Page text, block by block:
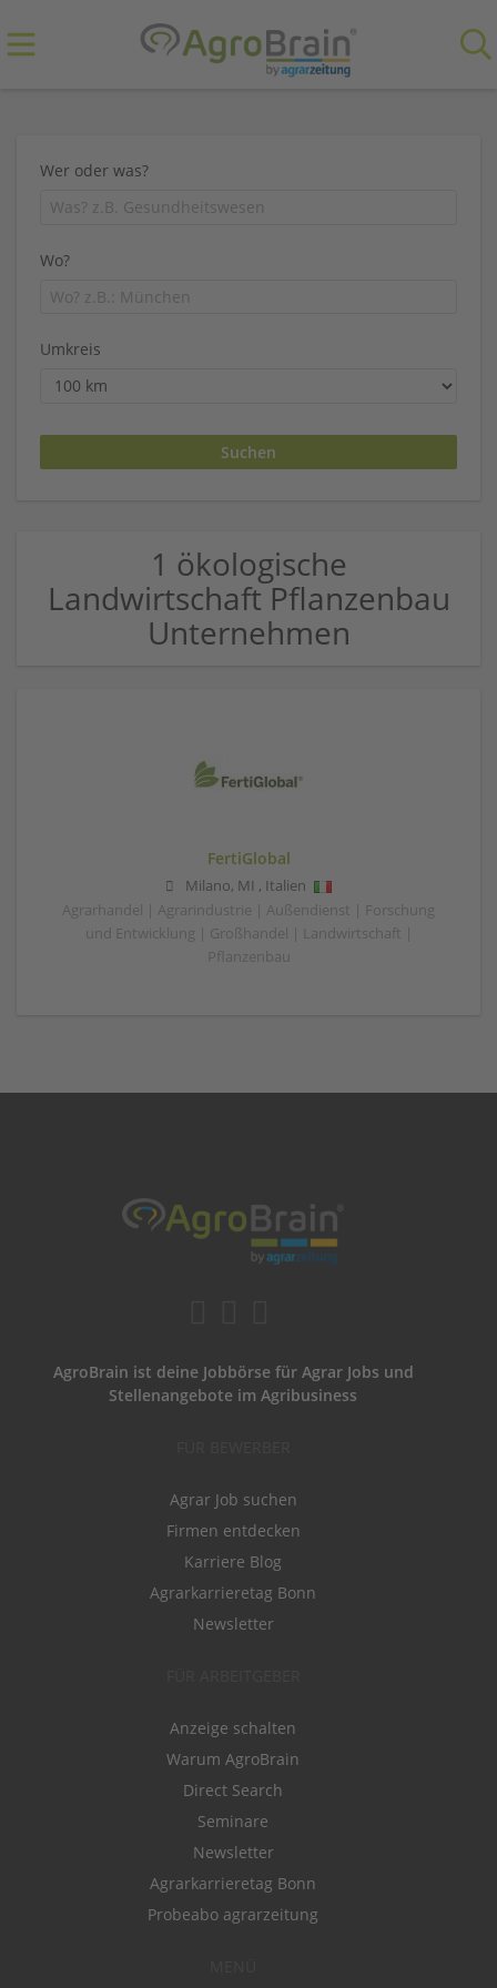
Wer oder was?
Wo?
Umkreis
1 ökologische
Landwirtschaft Pflanzenbau
Unternehmen
FertiGlobal
Milano, MI , Italien
Agrarhandel | Agrarindustrie | Außendienst | Forschung
und Entwicklung | Großhandel | Landwirtschaft |
Pflanzenbau
AgroBrain ist deine Jobbörse für Agrar Jobs und
Stellenangebote im Agribusiness
Agrar Job suchen
Firmen entdecken
Karriere Blog
Agrarkarrieretag Bonn
Newsletter
Anzeige schalten
Warum AgroBrain
Direct Search
Seminare
Newsletter
Agrarkarrieretag Bonn
Probeabo agrarzeitung